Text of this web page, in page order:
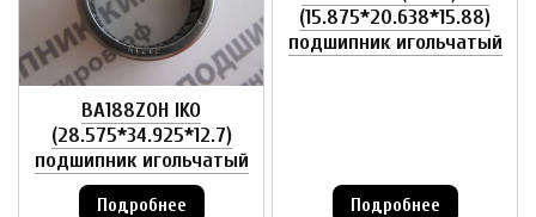
BA188ZOH IKO
(28.575*34.925*12.7)
подшипник игольчатый
Подробнее
(15.875*20.638*15.88)
подшипник игольчатый
Подробнее